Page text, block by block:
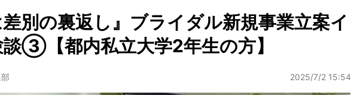
差別の裏返し』ブライダル新規事業立案イ
③【都内私立大学2年生の方】
2025/7/2 15:54